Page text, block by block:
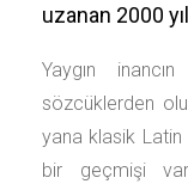
uzanan 2000
Yaygın
sözcüklerden
yana klasik Latin
bir geçmişi